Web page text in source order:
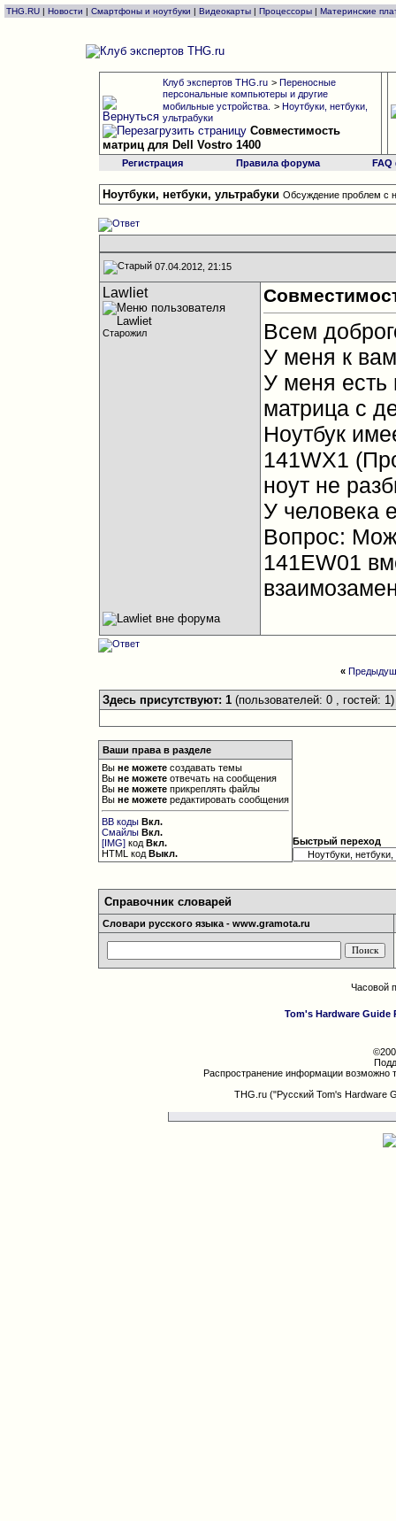
THG.RU | Новости | Смартфоны и ноутбуки | Видеокарты | Процессоры | Материнские
Клуб экспертов THG.ru > Переносные
персональные компьютеры и другие
мобильные устройства. > Ноутбуки, нетбуки,
ультрабуки
Совместимость
матриц для Dell Vostro 1400
Регистрация Правила форума
Ноутбуки, нетбуки, ультрабуки Обсуждение проблем с
07.04.2012, 21:15
Lawliet
Старожил
Всем
У меня к
У меня есть
матрица с
Ноутбук
141WX1
ноут не
У человека
Вопрос:
141EW01
«
Здесь присутствуют: 1 (пользователей: 0 , гостей: 1)
Ваши права в разделе
Выне можете создавать темы
Выне можете отвечать на сообщения
Выне можете прикреплять файлы
Выне можете редактировать сообщения
BB коды Вкл.
Смайлы Вкл.
[IMG] кодВкл.
HTML кодВыкл.
Быстрый переход
Справочник словарей
Словари русского языка - www.gramota.ru
Часовой
Tom's Hardware Guide
Распространение информации возможно
THG.ru ("Русский Tom's Hardware